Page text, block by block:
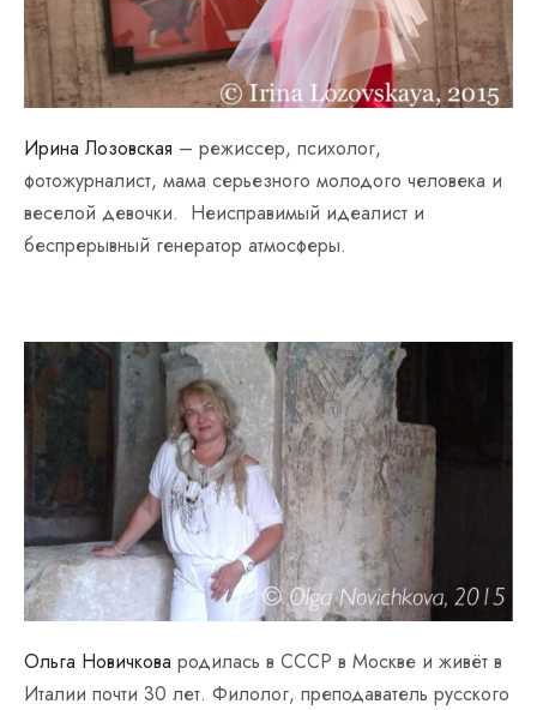
Ирина Лозовская – режиссер, психолог,
фотожурналист, мама серьезного молодого человека и
веселой девочки. Неисправимый идеалист и
беспрерывный генератор атмосферы.
Ольга Новичкова родилась в СССР в Москве и живёт в
Италии почти 30 лет. Филолог, преподаватель русского